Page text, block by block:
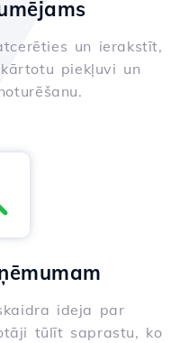
un ierakstīt,
piekļuvi un
ideja par
tūlīt saprastu, ko